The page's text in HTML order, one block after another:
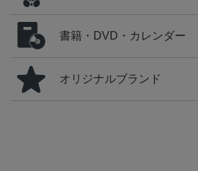
書籍・DVD・カレンダー
オリジナルブランド